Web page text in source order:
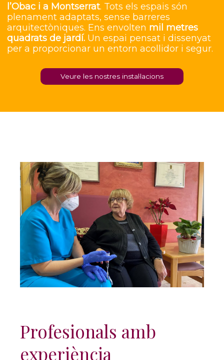
l’Obac i a Montserrat. Tots els espais són
plenament adaptats, sense barreres
arquitectòniques. Ens envolten mil metres
quadrats de jardí.Un espai pensat i dissenyat
per a proporcionar un entorn acollidor i segur.
Veure les nostres instal·lacions
Profesionals amb
experiència